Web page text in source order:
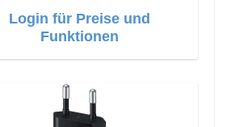
Login für Preise und
Funktionen